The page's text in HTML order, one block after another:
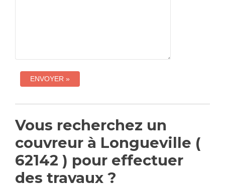
Vous recherchez un
couvreur à Longueville (
62142 ) pour effectuer
des travaux ?